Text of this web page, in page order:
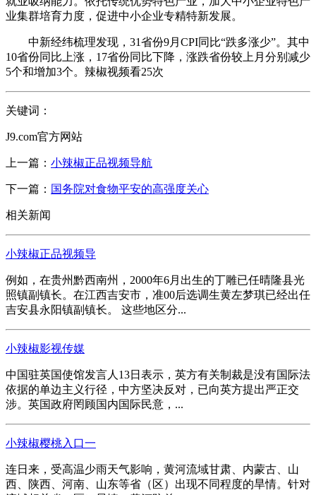
业集群培育力度，促进中小企业专精特新发展。
中新经纬梳理发现，31省份9月CPI同比“跌多涨少”。其中
10省份同比上涨，17省份同比下降，涨跌省份较上月分别减少
5个和增加3个。辣椒视频看25次
关键词：
J9.com官方网站
上一篇： 小辣椒正品视频导航
下一篇： 国务院对食物平安的高强度关心
相关新闻
小辣椒正品视频导
例如，在贵州黔西南州，2000年6月出生的丁雕已任晴隆县光
照镇副镇长。在江西吉安市，准00后选调生黄左梦琪已经出任
吉安县永阳镇副镇长。 这些地区分...
小辣椒影视传媒
中国驻英国使馆发言人13日表示，英方有关制裁是没有国际法
依据的单边主义行径，中方坚决反对，已向英方提出严正交
涉。英国政府罔顾国内国际民意，...
小辣椒樱桃入口一
连日来，受高温少雨天气影响，黄河流域甘肃、内蒙古、山
西、陕西、河南、山东等省（区）出现不同程度的旱情。针对